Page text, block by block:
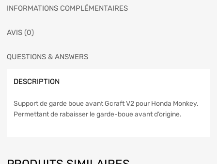
INFORMATIONS COMPLÉMENTAIRES
AVIS (0)
QUESTIONS & ANSWERS
DESCRIPTION
Support de garde boue avant Gcraft V2 pour Honda Monkey.
Permettant de rabaisser le garde-boue avant d’origine.